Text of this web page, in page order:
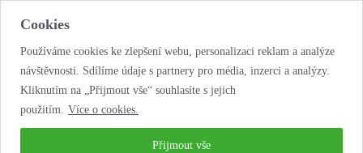
Cookies
Používáme cookies ke zlepšení webu, personalizaci reklam a analýze
návštěvnosti. Sdílíme údaje s partnery pro média, inzerci a analýzy.
Kliknutím na „Přijmout vše“ souhlasíte s jejich
použitím. Více o cookies.
Přijmout vše
...neobyčejná jízda životem!